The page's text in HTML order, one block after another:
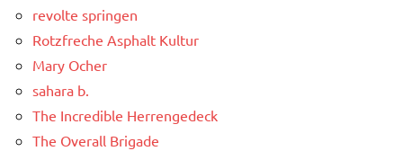
revolte springen
Rotzfreche Asphalt Kultur
Mary Ocher
sahara b.
The Incredible Herrengedeck
The Overall Brigade